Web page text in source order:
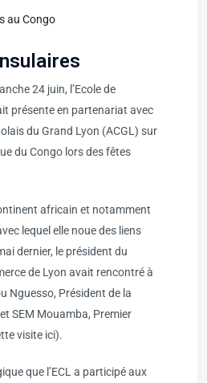
au Congo
24 juin, l’Ecole de
présente en partenariat avec
du Grand Lyon (ACGL) sur
du Congo lors des fêtes
africain et notamment
lequel elle noue des liens
dernier, le président du
de Lyon avait rencontré à
Nguesso, Président de la
SEM Mouamba, Premier
visite ici).
que l’ECL a participé aux